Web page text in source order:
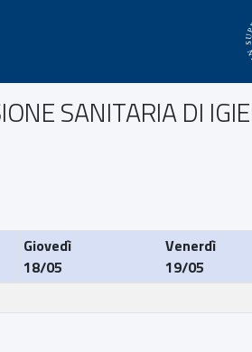
SANITARIA DI
Giovedì
18/05
Venerdì
19/05